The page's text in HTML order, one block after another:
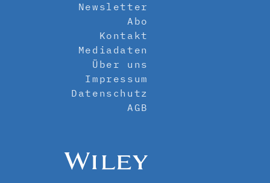
Newsletter
Abo
Kontakt
Mediadaten
Über uns
Impressum
Datenschutz
AGB